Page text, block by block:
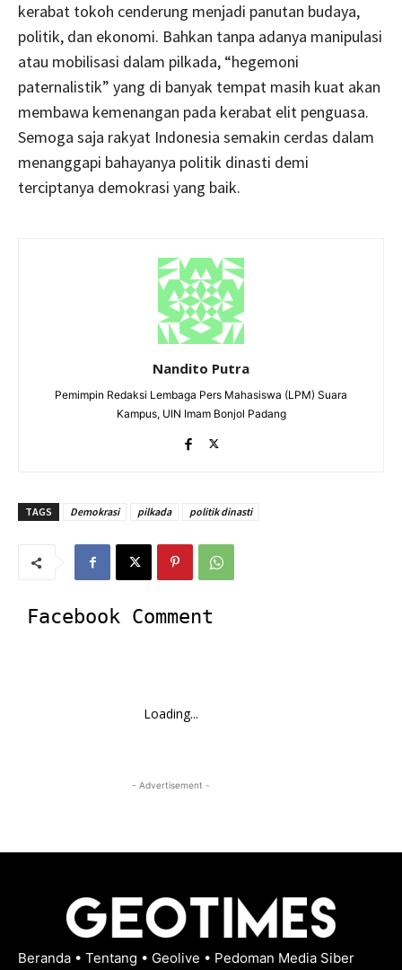
kerabat tokoh cenderung menjadi panutan budaya,
politik, dan ekonomi. Bahkan tanpa adanya manipulasi
atau mobilisasi dalam pilkada, “hegemoni
paternalistik” yang di banyak tempat masih kuat akan
membawa kemenangan pada kerabat elit penguasa.
Semoga saja rakyat Indonesia semakin cerdas dalam
menanggapi bahayanya politik dinasti demi
terciptanya demokrasi yang baik.
Nandito Putra
Pemimpin Redaksi Lembaga Pers Mahasiswa (LPM) Suara
Kampus, UIN Imam Bonjol Padang
TAGS Demokrasi pilkada politik dinasti
Facebook Comment
Loading...
- Advertisement -
Beranda • Tentang • Geolive • Pedoman Media Siber